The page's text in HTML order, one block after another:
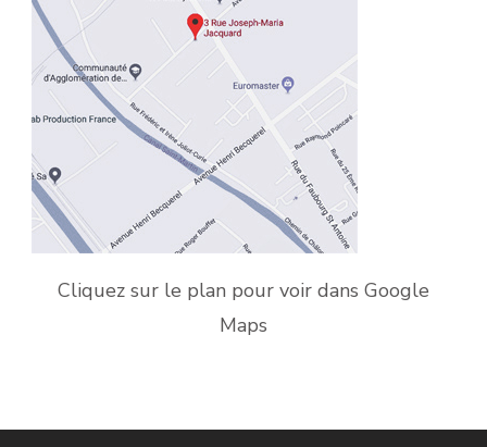
Cliquez sur le plan pour voir dans Google
Maps